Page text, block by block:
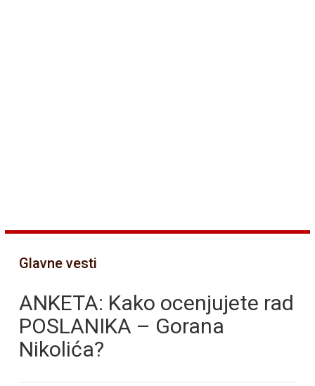
Glavne vesti
ANKETA: Kako ocenjujete rad
POSLANIKA – Gorana
Nikolića?